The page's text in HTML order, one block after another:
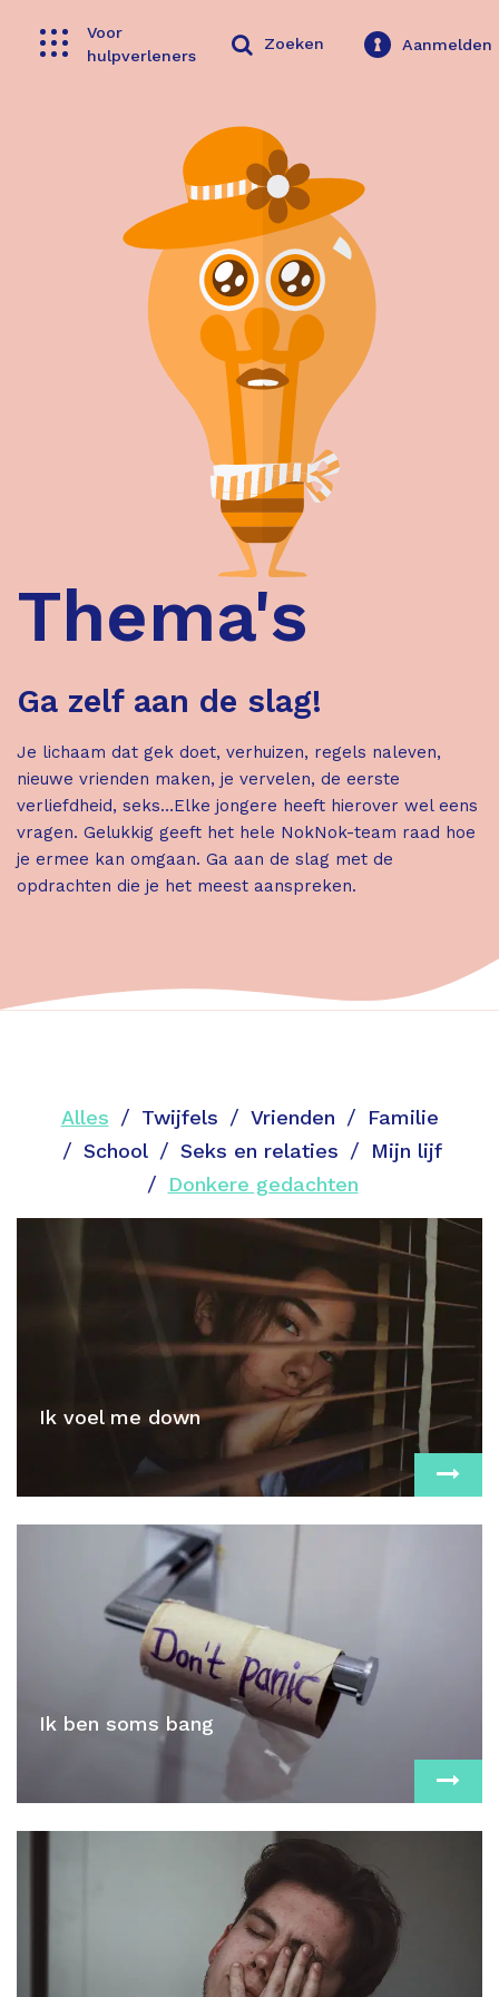
Toggle navigation
Voor
hulpverleners
Zoeken Aanmelden
Thema's
Ga zelf aan de slag!
Je lichaam dat gek doet, verhuizen, regels naleven,
nieuwe vrienden maken, je vervelen, de eerste
verliefdheid, seks…Elke jongere heeft hierover wel eens
vragen. Gelukkig geeft het hele NokNok-team raad hoe
je ermee kan omgaan. Ga aan de slag met de
opdrachten die je het meest aanspreken.
Alles Twijfels Vrienden
Familie
School
Seks en relaties
Mijn lijf
Donkere gedachten
Ik voel me down
Ik ben soms bang